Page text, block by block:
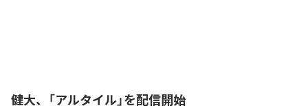
健大、「アルタイル」を配信開始